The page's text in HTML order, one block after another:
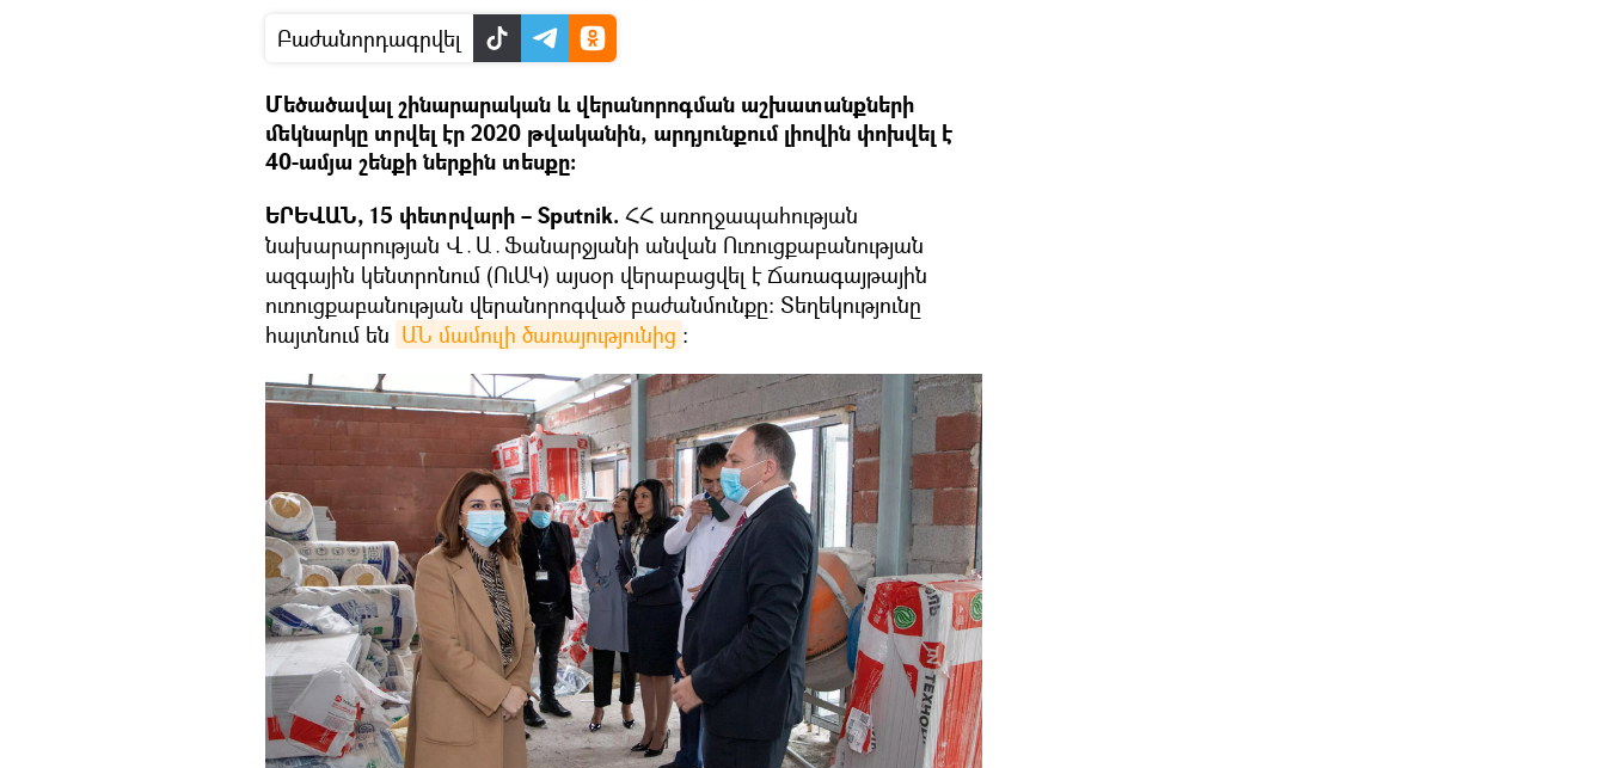
Բաժանորդագրվել
Մեծածավալ շինարարական և վերանորոգման աշխատանքների
մեկնարկը տրվել էր 2020 թվականին, արդյունքում լիովին փոխվել է
40-ամյա շենքի ներքին տեսքը։
ԵՐԵՎԱՆ, 15 փետրվարի – Sputnik. ՀՀ առողջապահության
նախարարության Վ․Ա․Ֆանարջյանի անվան Ուռուցքաբանության
ազգային կենտրոնում (ՈւԱԿ) այսօր վերաբացվել է Ճառագայթային
ուռուցքաբանության վերանորոգված բաժանմունքը։ Տեղեկությունը
հայտնում են ԱՆ մամուլի ծառայությունից ։